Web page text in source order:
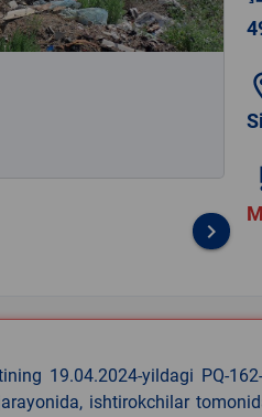
keyboard_arrow_right
19.04.2024-yildagi PQ-
ishtirokchilar